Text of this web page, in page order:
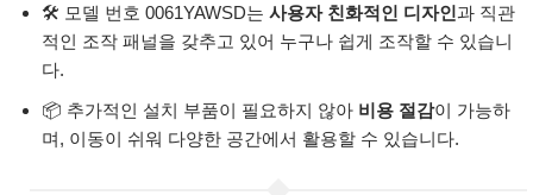
🛠️ 모델 번호 0061YAWSD는 사용자 친화적인 디자인과 직관
적인 조작 패널을 갖추고 있어 누구나 쉽게 조작할 수 있습니
다.
📦 추가적인 설치 부품이 필요하지 않아 비용 절감이 가능하
며, 이동이 쉬워 다양한 공간에서 활용할 수 있습니다.